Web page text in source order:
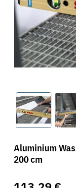
Aluminium
200 cm